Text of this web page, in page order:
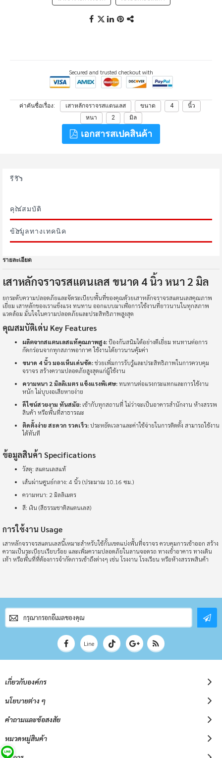
Secured and trusted checkout with
ค่าคันชื่อเรื่อง เสาหลักจราจรสแตนเลส ขนาด 4
นิ้ว
หนา
2 มิล
เอกสารสเปคสินค้า
รีวิว
คุณสมบัติ
ข้อมูลทางเทคนิค
รายละเอียด
เสาหลักจราจรสแตนเลส ขนาด 4 นิ้ว หนา 2 มิล
ยกระดับความปลอดภัยและจัดระเบียบพื้นที่ของคุณด้วยเสาหลักจราจรสแตนเลสคุณภาพ
เยี่ยม เสาหลักของเราแข็งแรง ทนทาน ออกแบบมาเพื่อการใช้งานที่ยาวนานในทุกสภาพ
แวดล้อม มั่นใจในความปลอดภัยและประสิทธิภาพสูงสุด
คุณสมบัติเด่น Key Features
ผลิตจากสแตนเลสแท้คุณภาพสูง:ป้องกันสนิมได้อย่างดีเยี่ยม ทนทานต่อการ
กัดกร่อนจากทุกสภาพอากาศ ใช้งานได้ยาวนานคุ้มค่า
ขนาด 4 นิ้ว มองเห็นเด่นชัด:ช่วยเพิ่มการรับรู้และประสิทธิภาพในการควบคุม
จราจร สร้างความปลอดภัยสูงสุดแก่ผู้ใช้งาน
ความหนา 2 มิลลิเมตร แข็งแรงพิเศษ:ทนทานต่อแรงกระแทกและการใช้งาน
หนัก ไม่บุบงอเสียหายง่าย
ดีไซน์สวยงาม ทันสมัย: เข้ากับทุกสถานที่ ไม่ว่าจะเป็นอาคารสำนักงาน ห้างสรรพ
สินค้า หรือพื้นที่สาธารณะ
ติดตั้งง่าย สะดวก รวดเร็ว:ประหยัดเวลาและค่าใช้จ่ายในการติดตั้ง สามารถใช้งาน
ได้ทันที
ข้อมูลสินค้า Specifications
วัสดุ: สแตนเลสแท้
เส้นผ่านศูนย์กลาง: 4 นิ้ว (ประมาณ 10.16 ซม.)
ความหนา: 2 มิลลิเมตร
สี: เงิน (สีธรรมชาติสแตนเลส)
การใช้งาน Usage
เสาหลักจราจรสแตนเลสนี้เหมาะสำหรับใช้กั้นเขตแบ่งพื้นที่จราจร ควบคุมการเข้าออก สร้าง
ความเป็นระเบียบเรียบร้อย และเพิ่มความปลอดภัยในลานจอดรถ ทางเข้าอาคาร ทางเดิน
เท้า หรือพื้นที่ที่ต้องการจำกัดการเข้าถึงต่างๆ เช่น โรงงาน โรงเรียน หรือห้างสรรพสินค้า
สมัคร
สมาชิก
จดหมาย
Line
เกี่ยวกับองค์กร
นโยบายต่าง ๆ
คำถามและข้อสงสัย
หมวดหมู่สินค้า